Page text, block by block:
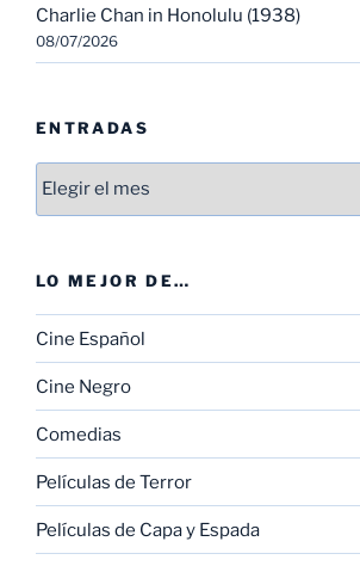
Charlie Chan in Honolulu (1938)
08/07/2026
ENTRADAS
Entradas
LO MEJOR DE…
Cine Español
Cine Negro
Comedias
Películas de Terror
Películas de Capa y Espada